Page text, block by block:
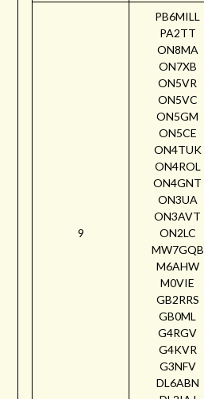
9
PB6MILL
PA2TT
ON8MA
ON7XB
ON5VR
ON5VC
ON5GM
ON5CE
ON4TUK
ON4ROL
ON4GNT
ON3UA
ON3AVT
ON2LC
MW7GQB
M6AHW
M0VIE
GB2RRS
GB0ML
G4RGV
G4KVR
G3NFV
DL6ABN